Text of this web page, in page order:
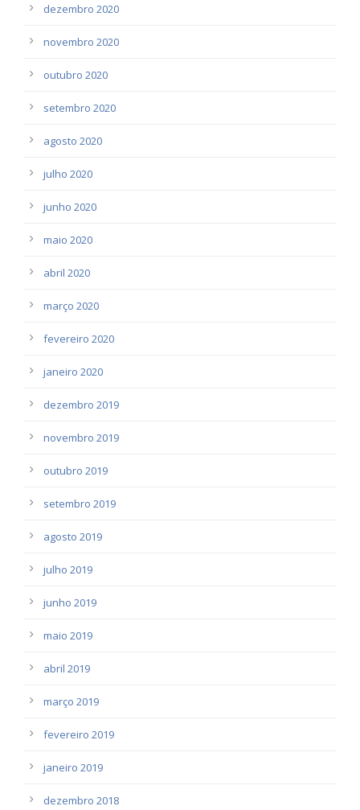
dezembro 2020
novembro 2020
outubro 2020
setembro 2020
agosto 2020
julho 2020
junho 2020
maio 2020
abril 2020
março 2020
fevereiro 2020
janeiro 2020
dezembro 2019
novembro 2019
outubro 2019
setembro 2019
agosto 2019
julho 2019
junho 2019
maio 2019
abril 2019
março 2019
fevereiro 2019
janeiro 2019
dezembro 2018